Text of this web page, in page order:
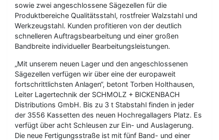
sowie zwei angeschlossene Sägezellen für die
Produktbereiche Qualitätsstahl, rostfreier Walzstahl und
Werkzeugstahl. Kunden profitieren von der deutlich
schnelleren Auftragsbearbeitung und einer großen
Bandbreite individueller Bearbeitungsleistungen.
„Mit unserem neuen Lager und den angeschlossenen
Sägezellen verfügen wir über eine der europaweit
fortschrittlichsten Anlagen“, betont Torben Holthausen,
Leiter Lagertechnik der SCHMOLZ + BICKENBACH
Distributions GmbH. Bis zu 3 t Stabstahl finden in jeder
der 3556 Kassetten des neuen Hochregallagers Platz. Es
verfügt über acht Schleusen zur Ein- und Auslagerung.
Die neue Fertigungsstraße ist mit fünf Band- und einer